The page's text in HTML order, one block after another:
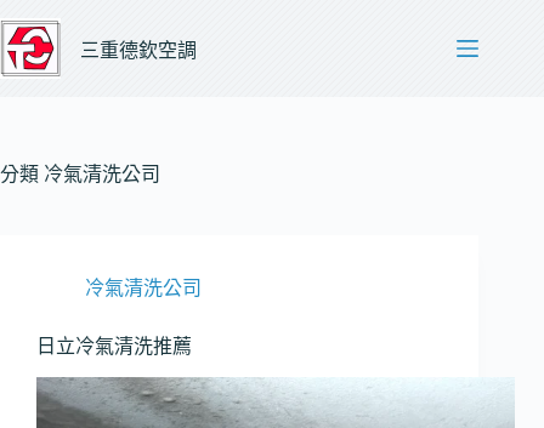
至
主
容
三重德欽空調
分類 冷氣清洗公司
冷氣清洗公司
日立冷氣清洗推薦